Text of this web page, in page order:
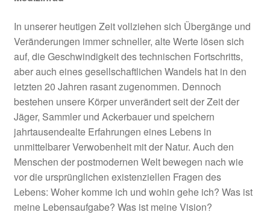
In unserer heutigen Zeit vollziehen sich Übergänge und
Veränderungen immer schneller, alte Werte lösen sich
auf, die Geschwindigkeit des technischen Fortschritts,
aber auch eines gesellschaftlichen Wandels hat in den
letzten 20 Jahren rasant zugenommen. Dennoch
bestehen unsere Körper unverändert seit der Zeit der
Jäger, Sammler und Ackerbauer und speichern
jahrtausendealte Erfahrungen eines Lebens in
unmittelbarer Verwobenheit mit der Natur. Auch den
Menschen der postmodernen Welt bewegen nach wie
vor die ursprünglichen existenziellen Fragen des
Lebens: Woher komme ich und wohin gehe ich? Was ist
meine Lebensaufgabe? Was ist meine Vision?